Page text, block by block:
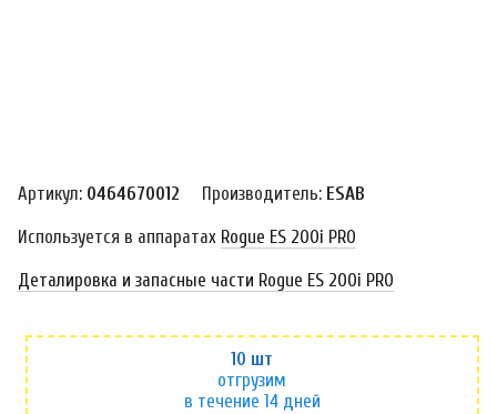
Артикул: 0464670012 Производитель: ESAB
Используется в аппаратах Rogue ES 200i PRO
Деталировка и запасные части Rogue ES 200i PRO
отгрузим
в течение 14 дней
10 шт